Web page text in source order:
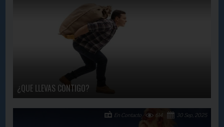
¿QUE LLEVAS CONTIGO?
30 Sep, 2025
614
En Contacto